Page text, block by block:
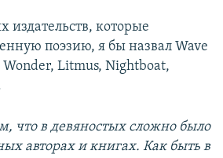
издательств, которые
поэзию, я бы назвал Wave
Wonder, Litmus, Nightboat,
что в девяностых сложно было
авторах и книгах. Как быть в